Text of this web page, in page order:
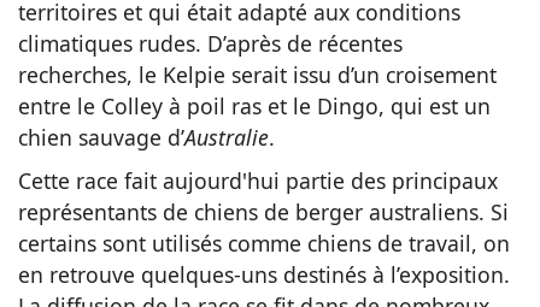
territoires et qui était adapté aux conditions
climatiques rudes. D’après de récentes
recherches, le Kelpie serait issu d’un croisement
entre le Colley à poil ras et le Dingo, qui est un
chien sauvage d’Australie.
Cette race fait aujourd'hui partie des principaux
représentants de chiens de berger australiens. Si
certains sont utilisés comme chiens de travail, on
en retrouve quelques-uns destinés à l’exposition.